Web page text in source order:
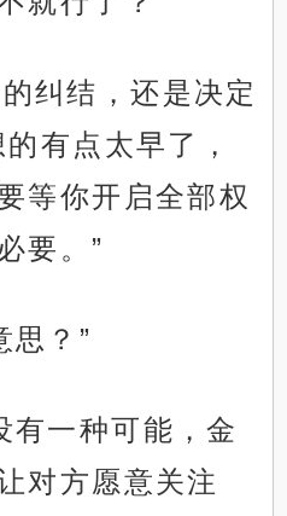
纠结，还是决定
有点太早了，
等你开启全部权
要。”
思？”
有一种可能，金
对方愿意关注